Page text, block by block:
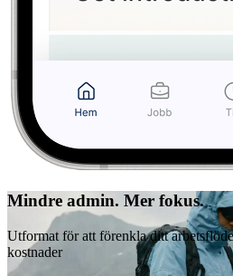
Mindre admin. Mer fokus.
Utformat för att förenkla ditt
kostnader